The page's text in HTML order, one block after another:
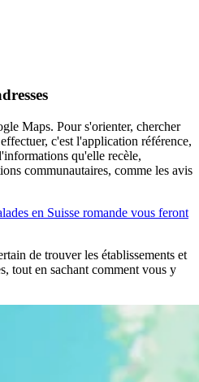
Maps. Pour s'orienter, chercher
c'est l'application référence,
qu'elle recèle,
communautaires, comme les avis
en Suisse romande vous feront
de trouver les établissements et
tout en sachant comment vous y